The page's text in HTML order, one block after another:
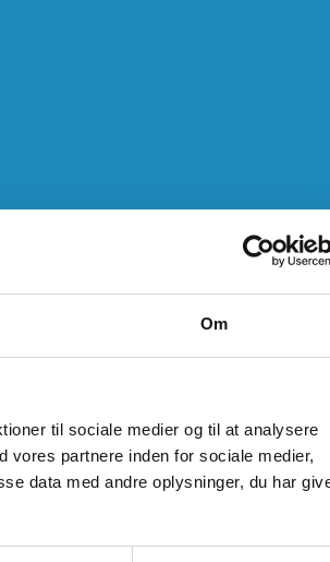
Om
til sociale medier og til at analysere
vores partnere inden for sociale medier,
data med andre oplysninger, du har